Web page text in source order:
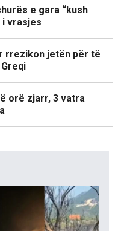
e gara “kush
i vrasjes
rrezikon jetën për të
orë zjarr, 3 vatra